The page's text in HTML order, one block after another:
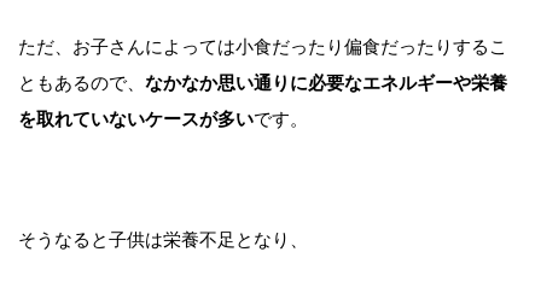
ただ、お子さんによっては小食だったり偏食だったりするこ
ともあるので、 なかなか思い通りに必要なエネルギーや栄養
を取れていないケースが多いです。
そうなると子供は栄養不足となり、